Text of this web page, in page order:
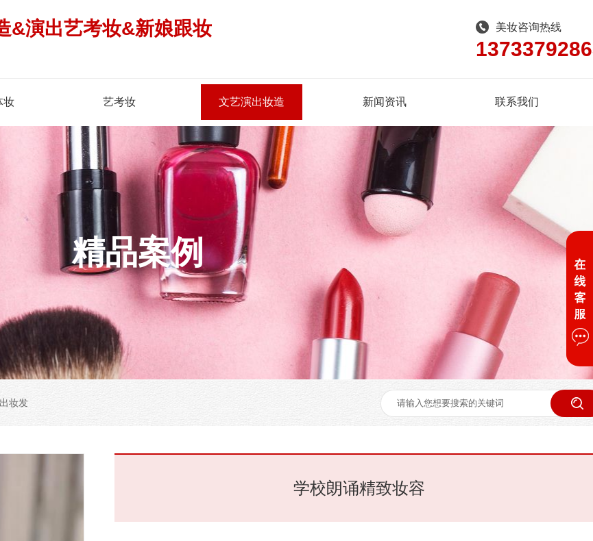
&演出艺考妆&新娘跟妆 美妆咨询热线
妆 艺考妆 文艺演出妆造 新闻资讯 联系我们
精品案例
妆发
学校朗诵精致妆容